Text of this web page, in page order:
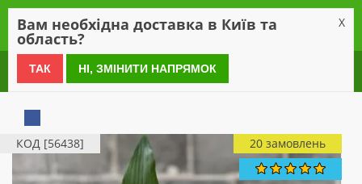
0 800 21 54 55
КОД [56438] 20 замовлень
Вам необхідна доставка в Київ та
область?
X
ТАК НІ, ЗМІНИТИ НАПРЯМОК